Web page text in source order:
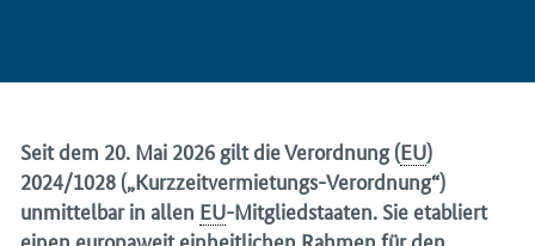
Seit dem 20. Mai 2026 gilt die Verordnung (EU)
2024/1028 („Kurzzeitvermietungs-Verordnung“)
unmittelbar in allen EU-Mitgliedstaaten. Sie etabliert
einen europaweit einheitlichen Rahmen für den